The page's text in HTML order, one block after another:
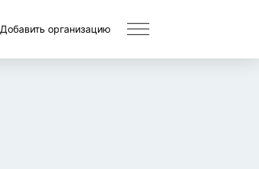
Добавить организацию